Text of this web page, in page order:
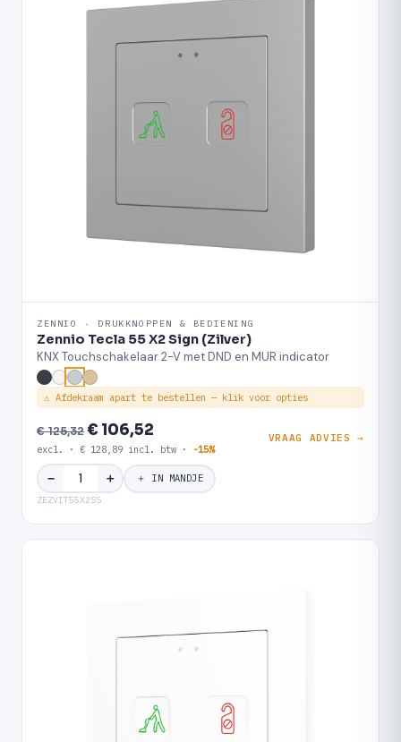
ZENNIO · DRUKKNOPPEN & BEDIENING
Zennio Tecla 55 X2 Sign (Zilver)
KNX Touchschakelaar 2-V met DND en MUR indicator
⚠ Afdekraam apart te bestellen — klik voor opties
€ 125,32€ 106,52
excl. · € 128,89 incl. btw · -15%
VRAAG ADVIES →
− ＋ ＋ IN MANDJE
ZEZVIT55X2SS